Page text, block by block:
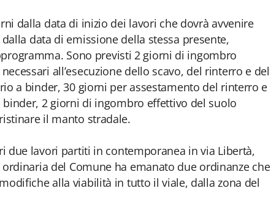
dalla data di inizio dei lavori che dovrà avvenire
dalla data di emissione della stessa presente,
Sono previsti 2 giorni di ingombro
all’esecuzione dello scavo, del rinterro e del
a binder, 30 giorni per assestamento del rinterro e
2 giorni di ingombro effettivo del suolo
il manto stradale.
due lavori partiti in contemporanea in via Libertà,
del Comune ha emanato due ordinanze che
alla viabilità in tutto il viale, dalla zona del